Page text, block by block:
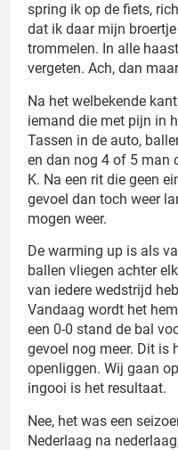
spring ik op de fiets,
dat ik daar mijn
trommelen. In alle
vergeten. Ach, dan
Na het welbekende
iemand die met pijn in
Tassen in de auto,
en dan nog 4 of 5 man
K. Na een rit die geen
gevoel dan toch weer
mogen weer.
De warming up is als
ballen vliegen achter
van iedere wedstrijd
Vandaag wordt het
een 0-0 stand de bal
gevoel nog meer. Dit is
openliggen. Wij gaan
ingooi is het resultaat.
Nee, het was een
Nederlaag na